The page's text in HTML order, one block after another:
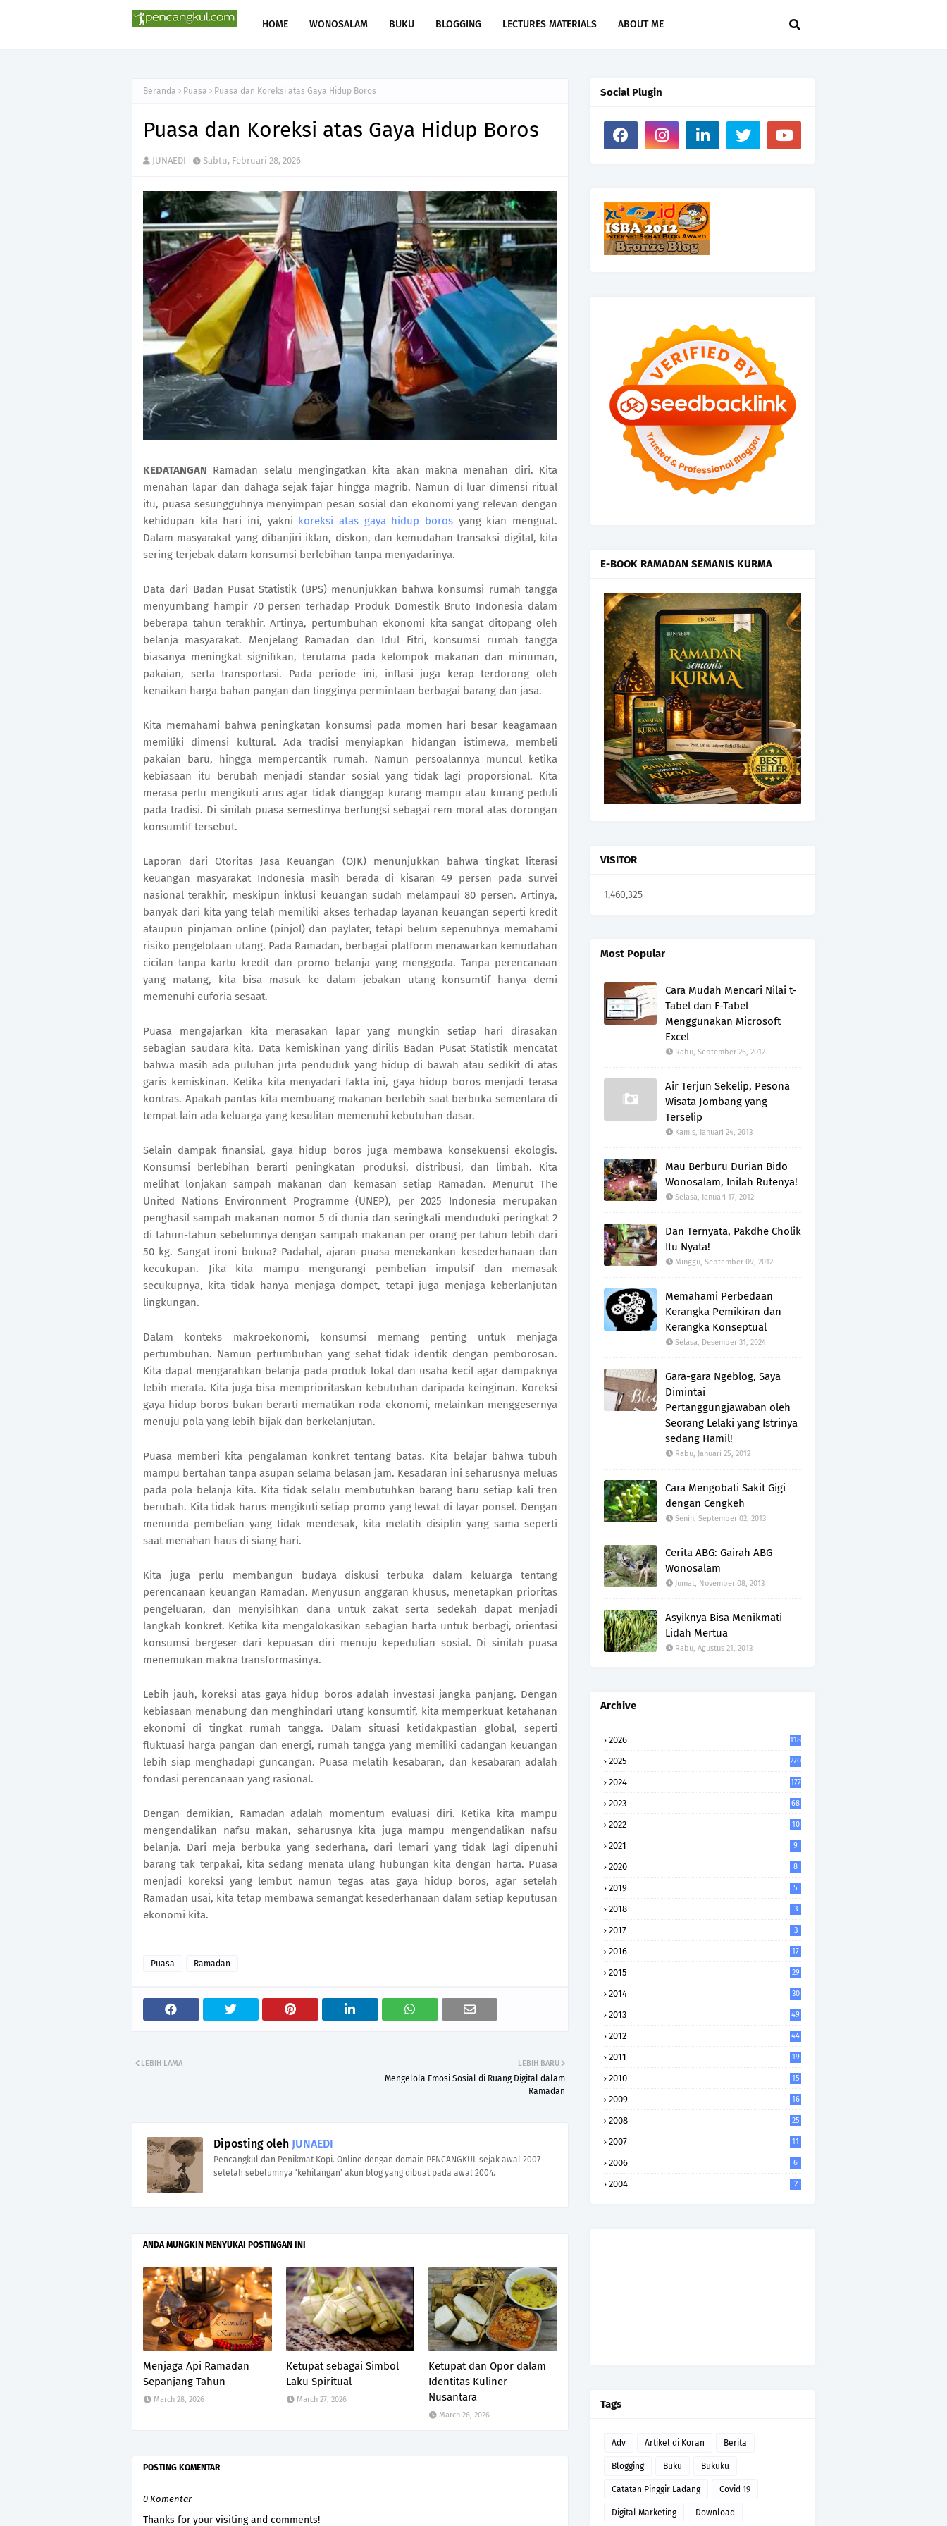
HOME WONOSALAM BUKU BLOGGING LECTURES MATERIALS ABOUT ME
Beranda Puasa Puasa dan Koreksi atas Gaya Hidup Boros
Puasa dan Koreksi atas Gaya Hidup Boros
JUNAEDI Sabtu, Februari 28, 2026
KEDATANGAN Ramadan selalu mengingatkan kita akan makna menahan diri. Kita
menahan lapar dan dahaga sejak fajar hingga magrib. Namun di luar dimensi ritual
itu, puasa sesungguhnya menyimpan pesan sosial dan ekonomi yang relevan dengan
kehidupan kita hari ini, yakni koreksi atas gaya hidup boros yang kian menguat.
Dalam masyarakat yang dibanjiri iklan, diskon, dan kemudahan transaksi digital, kita
sering terjebak dalam konsumsi berlebihan tanpa menyadarinya.
Data dari Badan Pusat Statistik (BPS) menunjukkan bahwa konsumsi rumah tangga
menyumbang hampir 70 persen terhadap Produk Domestik Bruto Indonesia dalam
beberapa tahun terakhir. Artinya, pertumbuhan ekonomi kita sangat ditopang oleh
belanja masyarakat. Menjelang Ramadan dan Idul Fitri, konsumsi rumah tangga
biasanya meningkat signifikan, terutama pada kelompok makanan dan minuman,
pakaian, serta transportasi. Pada periode ini, inflasi juga kerap terdorong oleh
kenaikan harga bahan pangan dan tingginya permintaan berbagai barang dan jasa.
Kita memahami bahwa peningkatan konsumsi pada momen hari besar keagamaan
memiliki dimensi kultural. Ada tradisi menyiapkan hidangan istimewa, membeli
pakaian baru, hingga mempercantik rumah. Namun persoalannya muncul ketika
kebiasaan itu berubah menjadi standar sosial yang tidak lagi proporsional. Kita
merasa perlu mengikuti arus agar tidak dianggap kurang mampu atau kurang peduli
pada tradisi. Di sinilah puasa semestinya berfungsi sebagai rem moral atas dorongan
konsumtif tersebut.
Laporan dari Otoritas Jasa Keuangan (OJK) menunjukkan bahwa tingkat literasi
keuangan masyarakat Indonesia masih berada di kisaran 49 persen pada survei
nasional terakhir, meskipun inklusi keuangan sudah melampaui 80 persen. Artinya,
banyak dari kita yang telah memiliki akses terhadap layanan keuangan seperti kredit
ataupun pinjaman online (pinjol) dan paylater, tetapi belum sepenuhnya memahami
risiko pengelolaan utang. Pada Ramadan, berbagai platform menawarkan kemudahan
cicilan tanpa kartu kredit dan promo belanja yang menggoda. Tanpa perencanaan
yang matang, kita bisa masuk ke dalam jebakan utang konsumtif hanya demi
memenuhi euforia sesaat.
Puasa mengajarkan kita merasakan lapar yang mungkin setiap hari dirasakan
sebagian saudara kita. Data kemiskinan yang dirilis Badan Pusat Statistik mencatat
bahwa masih ada puluhan juta penduduk yang hidup di bawah atau sedikit di atas
garis kemiskinan. Ketika kita menyadari fakta ini, gaya hidup boros menjadi terasa
kontras. Apakah pantas kita membuang makanan berlebih saat berbuka sementara di
tempat lain ada keluarga yang kesulitan memenuhi kebutuhan dasar.
Selain dampak finansial, gaya hidup boros juga membawa konsekuensi ekologis.
Konsumsi berlebihan berarti peningkatan produksi, distribusi, dan limbah. Kita
melihat lonjakan sampah makanan dan kemasan setiap Ramadan. Menurut The
United Nations Environment Programme (UNEP), per 2025 Indonesia merupakan
penghasil sampah makanan nomor 5 di dunia dan seringkali menduduki peringkat 2
di tahun-tahun sebelumnya dengan sampah makanan per orang per tahun lebih dari
50 kg. Sangat ironi bukua? Padahal, ajaran puasa menekankan kesederhanaan dan
kecukupan. Jika kita mampu mengurangi pembelian impulsif dan memasak
secukupnya, kita tidak hanya menjaga dompet, tetapi juga menjaga keberlanjutan
lingkungan.
Dalam konteks makroekonomi, konsumsi memang penting untuk menjaga
pertumbuhan. Namun pertumbuhan yang sehat tidak identik dengan pemborosan.
Kita dapat mengarahkan belanja pada produk lokal dan usaha kecil agar dampaknya
lebih merata. Kita juga bisa memprioritaskan kebutuhan daripada keinginan. Koreksi
gaya hidup boros bukan berarti mematikan roda ekonomi, melainkan menggesernya
menuju pola yang lebih bijak dan berkelanjutan.
Puasa memberi kita pengalaman konkret tentang batas. Kita belajar bahwa tubuh
mampu bertahan tanpa asupan selama belasan jam. Kesadaran ini seharusnya meluas
pada pola belanja kita. Kita tidak selalu membutuhkan barang baru setiap kali tren
berubah. Kita tidak harus mengikuti setiap promo yang lewat di layar ponsel. Dengan
menunda pembelian yang tidak mendesak, kita melatih disiplin yang sama seperti
saat menahan haus di siang hari.
Kita juga perlu membangun budaya diskusi terbuka dalam keluarga tentang
perencanaan keuangan Ramadan. Menyusun anggaran khusus, menetapkan prioritas
pengeluaran, dan menyisihkan dana untuk zakat serta sedekah dapat menjadi
langkah konkret. Ketika kita mengalokasikan sebagian harta untuk berbagi, orientasi
konsumsi bergeser dari kepuasan diri menuju kepedulian sosial. Di sinilah puasa
menemukan makna transformasinya.
Lebih jauh, koreksi atas gaya hidup boros adalah investasi jangka panjang. Dengan
kebiasaan menabung dan menghindari utang konsumtif, kita memperkuat ketahanan
ekonomi di tingkat rumah tangga. Dalam situasi ketidakpastian global, seperti
fluktuasi harga pangan dan energi, rumah tangga yang memiliki cadangan keuangan
lebih siap menghadapi guncangan. Puasa melatih kesabaran, dan kesabaran adalah
fondasi perencanaan yang rasional.
Dengan demikian, Ramadan adalah momentum evaluasi diri. Ketika kita mampu
mengendalikan nafsu makan, seharusnya kita juga mampu mengendalikan nafsu
belanja. Dari meja berbuka yang sederhana, dari lemari yang tidak lagi dipenuhi
barang tak terpakai, kita sedang menata ulang hubungan kita dengan harta. Puasa
menjadi koreksi yang lembut namun tegas atas gaya hidup boros, agar setelah
Ramadan usai, kita tetap membawa semangat kesederhanaan dalam setiap keputusan
ekonomi kita.
Puasa Ramadan
LEBIH BARU
Mengelola Emosi Sosial di Ruang Digital dalam
Ramadan
LEBIH LAMA
Diposting oleh JUNAEDI
Pencangkul dan Penikmat Kopi. Online dengan domain PENCANGKUL sejak awal 2007
setelah sebelumnya 'kehilangan' akun blog yang dibuat pada awal 2004.
ANDA MUNGKIN MENYUKAI POSTINGAN INI
Menjaga Api Ramadan
Sepanjang Tahun
March 28, 2026
Ketupat sebagai Simbol
Laku Spiritual
March 27, 2026
Ketupat dan Opor dalam
Identitas Kuliner
Nusantara
March 26, 2026
POSTING KOMENTAR
0 Komentar
Thanks for your visiting and comments!
Social Plugin
E-BOOK RAMADAN SEMANIS KURMA
VISITOR
1,460,325
Most Popular
Cara Mudah Mencari Nilai t-
Tabel dan F-Tabel
Menggunakan Microsoft
Excel
Rabu, September 26, 2012
Air Terjun Sekelip, Pesona
Wisata Jombang yang
Terselip
Kamis, Januari 24, 2013
Mau Berburu Durian Bido
Wonosalam, Inilah Rutenya!
Selasa, Januari 17, 2012
Dan Ternyata, Pakdhe Cholik
Itu Nyata!
Minggu, September 09, 2012
Memahami Perbedaan
Kerangka Pemikiran dan
Kerangka Konseptual
Selasa, Desember 31, 2024
Gara-gara Ngeblog, Saya
Dimintai
Pertanggungjawaban oleh
Seorang Lelaki yang Istrinya
sedang Hamil!
Rabu, Januari 25, 2012
Cara Mengobati Sakit Gigi
dengan Cengkeh
Senin, September 02, 2013
Cerita ABG: Gairah ABG
Wonosalam
Jumat, November 08, 2013
Asyiknya Bisa Menikmati
Lidah Mertua
Rabu, Agustus 21, 2013
Archive
2026 118
2025 270
2024 177
2023 68
2022 10
2021 9
2020 8
2019 5
2018 3
2017 3
2016 17
2015 29
2014 30
2013 49
2012 44
2011 19
2010 15
2009 16
2008 25
2007 11
2006 6
2004 2
Tags
Adv Artikel di Koran Berita
Blogging Buku Bukuku
Catatan Pinggir Ladang Covid 19
Digital Marketing Download